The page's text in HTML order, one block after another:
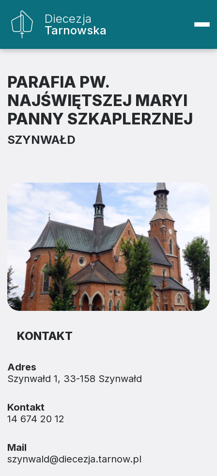
Diecezja
Tarnowska
PARAFIA PW.
NAJŚWIĘTSZEJ MARYI
PANNY SZKAPLERZNEJ
SZYNWAŁD
KONTAKT
Adres
Szynwałd 1, 33-158 Szynwałd
Kontakt
14 674 20 12
Mail
szynwald@diecezja.tarnow.pl